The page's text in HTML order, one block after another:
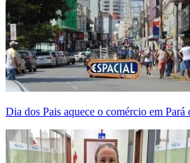
Dia dos Pais aquece o comércio em Pará